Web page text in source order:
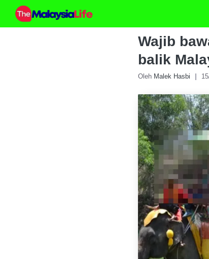
Skip
Wajib
balik
Oleh Malek Hasbi